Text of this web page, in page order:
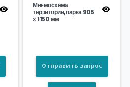
Мнемосхема
территории, парка 905
х 1150 мм
Отправить запрос